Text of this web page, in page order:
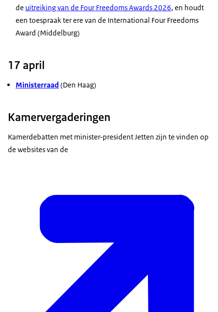
de uitreiking van de Four Freedoms Awards 2026, en houdt
een toespraak ter ere van de International Four Freedoms
Award (Middelburg)
17 april
Ministerraad (Den Haag)
Kamervergaderingen
Kamerdebatten met minister-president Jetten zijn te vinden op
de websites van de